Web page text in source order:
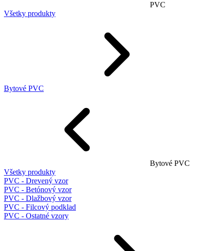
PVC
Všetky produkty
Bytové PVC
Bytové PVC
Všetky produkty
PVC - Drevený vzor
PVC - Betónový vzor
PVC - Dlažbový vzor
PVC - Filcový podklad
PVC - Ostatné vzory